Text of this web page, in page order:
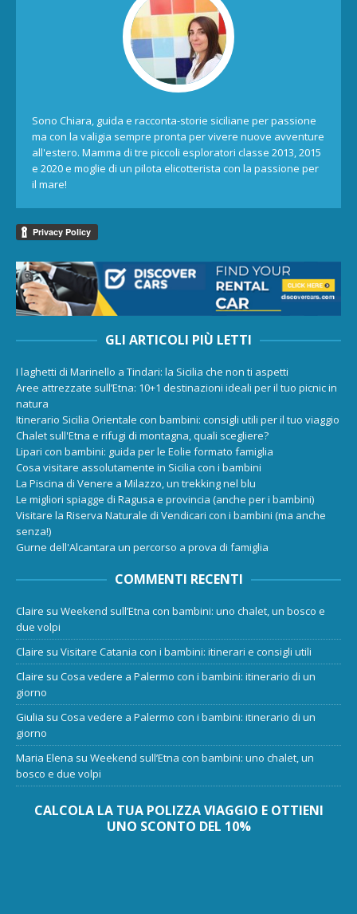
Sono Chiara, guida e racconta-storie siciliane per passione
ma con la valigia sempre pronta per vivere nuove avventure
all'estero. Mamma di tre piccoli esploratori classe 2013, 2015
e 2020 e moglie di un pilota elicotterista con la passione per
il mare!
GLI ARTICOLI PIÙ LETTI
I laghetti di Marinello a Tindari: la Sicilia che non ti aspetti
Aree attrezzate sull’Etna: 10+1 destinazioni ideali per il tuo picnic in
natura
Itinerario Sicilia Orientale con bambini: consigli utili per il tuo viaggio
Chalet sull'Etna e rifugi di montagna, quali scegliere?
Lipari con bambini: guida per le Eolie formato famiglia
Cosa visitare assolutamente in Sicilia con i bambini
La Piscina di Venere a Milazzo, un trekking nel blu
Le migliori spiagge di Ragusa e provincia (anche per i bambini)
Visitare la Riserva Naturale di Vendicari con i bambini (ma anche
senza!)
Gurne dell'Alcantara un percorso a prova di famiglia
COMMENTI RECENTI
Claire su Weekend sull’Etna con bambini: uno chalet, un bosco e
due volpi
Claire su Visitare Catania con i bambini: itinerari e consigli utili
Claire su Cosa vedere a Palermo con i bambini: itinerario di un
giorno
Giulia su Cosa vedere a Palermo con i bambini: itinerario di un
giorno
Maria Elena su Weekend sull’Etna con bambini: uno chalet, un
bosco e due volpi
CALCOLA LA TUA POLIZZA VIAGGIO E OTTIENI
UNO SCONTO DEL 10%